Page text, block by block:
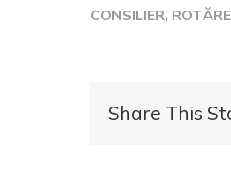
CONSILIER,
Share This